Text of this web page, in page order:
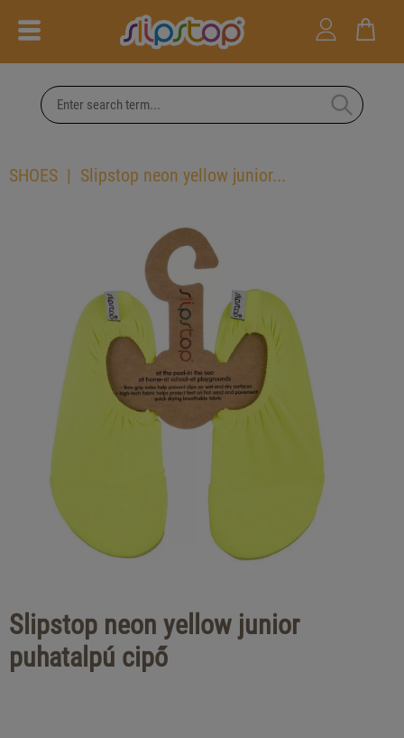
SHOES Slipstop neon yellow junior...
Slipstop neon yellow junior
puhatalpú cipő